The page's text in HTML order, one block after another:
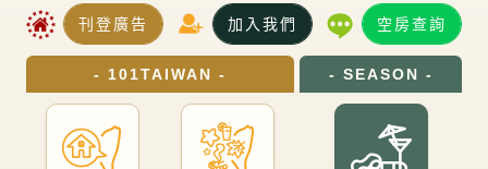
刊登廣告 加入我們 空房查詢
- 101TAIWAN - - SEASON -